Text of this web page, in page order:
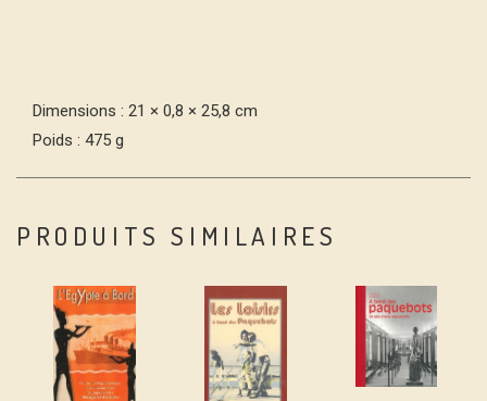
Dimensions : 21 × 0,8 × 25,8 cm
Poids : 475 g
PRODUITS SIMILAIRES